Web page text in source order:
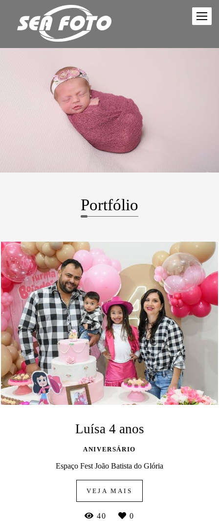
Portfólio
Luísa 4 anos
ANIVERSÁRIO
Espaço Fest João Batista do Glória
VEJA MAIS
40 0